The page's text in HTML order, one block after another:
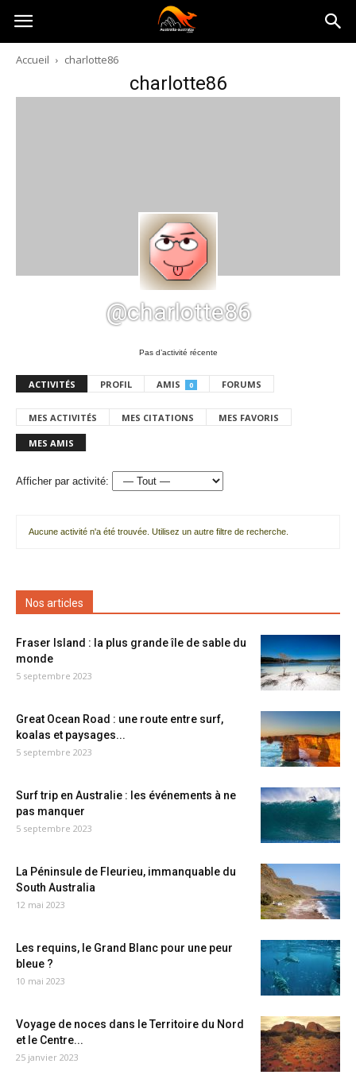
Australia-
australie.com
Accueil charlotte86
charlotte86
@charlotte86
Pas d’activité récente
ACTIVITÉS PROFIL AMIS 0 FORUMS
MES ACTIVITÉS MES CITATIONS MES FAVORIS
MES AMIS
Afficher par activité:
Aucune activité n'a été trouvée. Utilisez un autre filtre de recherche.
Nos articles
Fraser Island : la plus grande île de sable du
monde
5 septembre 2023
Great Ocean Road : une route entre surf,
koalas et paysages...
5 septembre 2023
Surf trip en Australie : les événements à ne
pas manquer
5 septembre 2023
La Péninsule de Fleurieu, immanquable du
South Australia
12 mai 2023
Les requins, le Grand Blanc pour une peur
bleue ?
10 mai 2023
Voyage de noces dans le Territoire du Nord
et le Centre...
25 janvier 2023